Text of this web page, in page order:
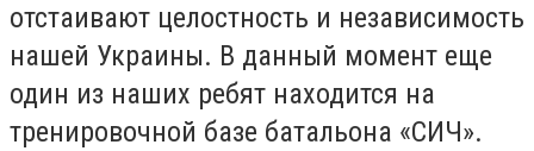
отстаивают целостность и независимость
нашей Украины. В данный момент еще
один из наших ребят находится на
тренировочной базе батальона «СИЧ».